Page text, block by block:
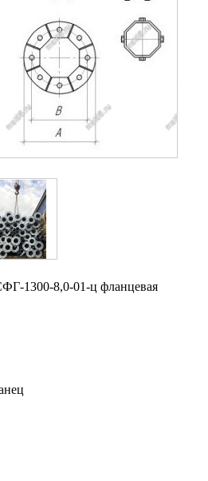
1300-8,0-01-ц фланцевая